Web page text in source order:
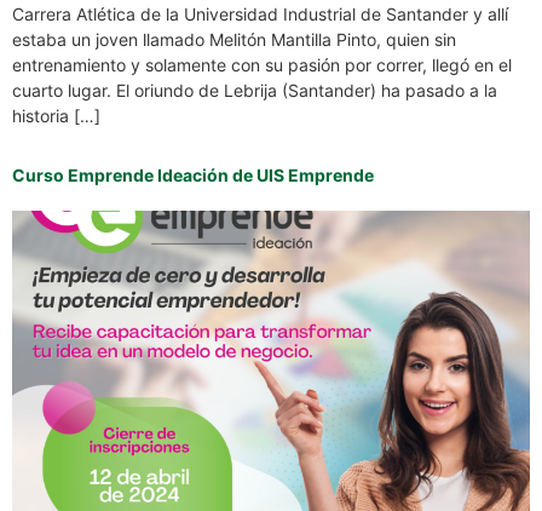
Carrera Atlética de la Universidad Industrial de Santander y allí
estaba un joven llamado Melitón Mantilla Pinto, quien sin
entrenamiento y solamente con su pasión por correr, llegó en el
cuarto lugar. El oriundo de Lebrija (Santander) ha pasado a la
historia […]
Curso Emprende Ideación de UIS Emprende